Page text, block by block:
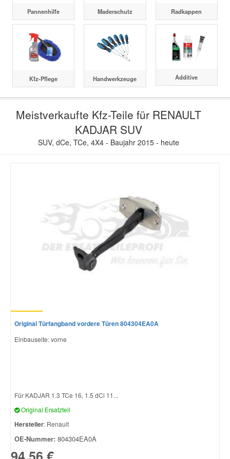
Pannenhilfe Maderschutz Radkappen
Kfz-Pflege Handwerkzeuge Additive
Meistverkaufte Kfz-Teile für RENAULT
KADJAR SUV
SUV, dCe, TCe, 4X4 - Baujahr 2015 - heute
Original Türfangband vordere Türen 804304EA0A
Einbauseite: vorne
Für KADJAR 1.3 TCe 16, 1.5 dCi 11...
Original Ersatzteil
Hersteller: Renault
OE-Nummer: 804304EA0A